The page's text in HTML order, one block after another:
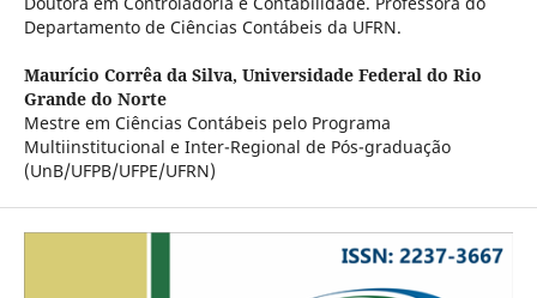
Departamento de Ciências Contábeis da UFRN.
Maurício Corrêa da Silva, Universidade Federal do Rio
Grande do Norte
Mestre em Ciências Contábeis pelo Programa
Multiinstitucional e Inter-Regional de Pós-graduação
(UnB/UFPB/UFPE/UFRN)